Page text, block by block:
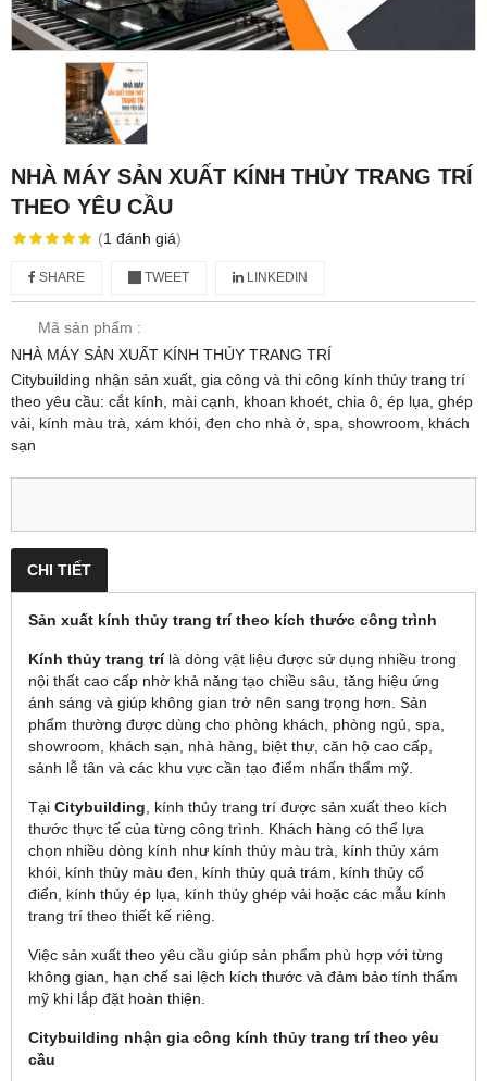
NHÀ MÁY SẢN XUẤT KÍNH THỦY TRANG TRÍ
THEO YÊU CẦU
(1 đánh giá)
SHARE TWEET LINKEDIN
Mã sản phẩm :
NHÀ MÁY SẢN XUẤT KÍNH THỦY TRANG TRÍ
Citybuilding nhận sản xuất, gia công và thi công kính thủy trang trí
theo yêu cầu: cắt kính, mài cạnh, khoan khoét, chia ô, ép lụa, ghép
vải, kính màu trà, xám khói, đen cho nhà ở, spa, showroom, khách
sạn
CHI TIẾT
Sản xuất kính thủy trang trí theo kích thước công trình
Kính thủy trang trílà dòng vật liệu được sử dụng nhiều trong
nội thất cao cấp nhờ khả năng tạo chiều sâu, tăng hiệu ứng
ánh sáng và giúp không gian trở nên sang trọng hơn. Sản
phẩm thường được dùng cho phòng khách, phòng ngủ, spa,
showroom, khách sạn, nhà hàng, biệt thự, căn hộ cao cấp,
sảnh lễ tân và các khu vực cần tạo điểm nhấn thẩm mỹ.
Tại Citybuilding , kính thủy trang trí được sản xuất theo kích
thước thực tế của từng công trình. Khách hàng có thể lựa
chọn nhiều dòng kính như kính thủy màu trà, kính thủy xám
khói, kính thủy màu đen, kính thủy quả trám, kính thủy cổ
điển, kính thủy ép lụa, kính thủy ghép vải hoặc các mẫu kính
trang trí theo thiết kế riêng.
Việc sản xuất theo yêu cầu giúp sản phẩm phù hợp với từng
không gian, hạn chế sai lệch kích thước và đảm bảo tính thẩm
mỹ khi lắp đặt hoàn thiện.
Citybuilding nhận gia công kính thủy trang trí theo yêu
cầu